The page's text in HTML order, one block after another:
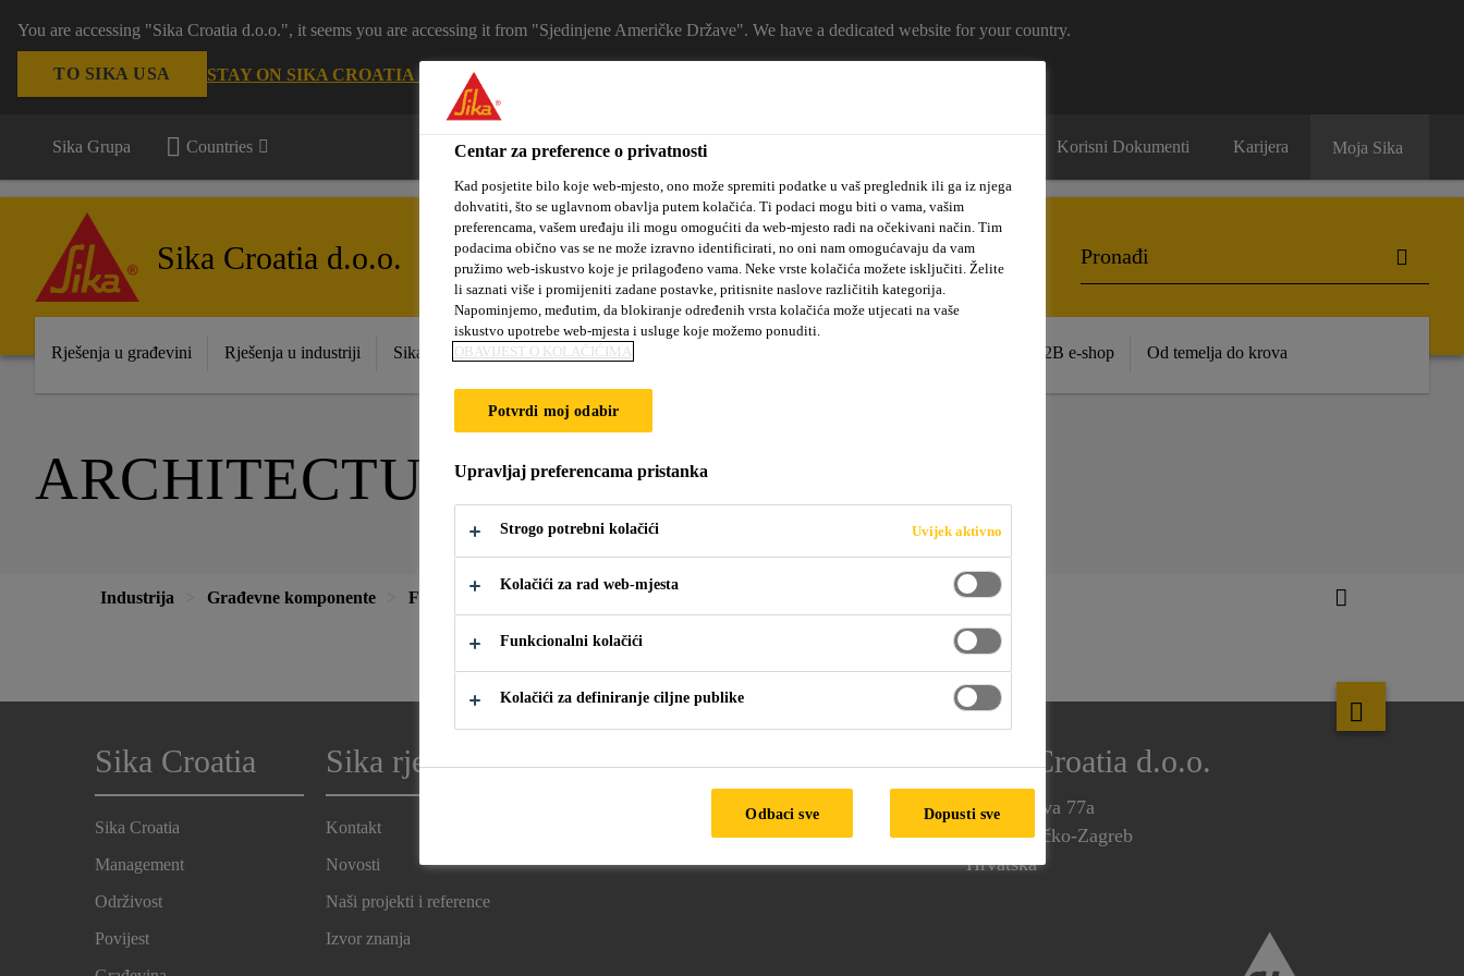
You are accessing "Sika Croatia d.o.o.", it seems you are accessing it from "Sjedinjene Američke Države". We have a dedicated website for your country.
TO SIKA USA STAY ON SIKA CROATIA D.O.O.SELECT A COUNTRY
Sika Grupa Countries Korisni Dokumenti Karijera Moja Sika
Sika Croatia d.o.o.
Rješenja u građevini Rješenja u industriji Sika prodajna mjesta Novosti B2B e-shop Od temelja do krova
ARCHITECTURAL MANUAL
Industrija Građevne komponente Fasade
Sika Croatia
Sika Croatia
Management
Održivost
Povijest
Sika rješenja
Kontakt
Novosti
Naši projekti i reference
Izvor znanja
Pratite nas Sika Croatia d.o.o.
Puškarićeva 77a
10250 Lučko-Zagreb
Hrvatska
Centar za preference o privatnosti
Kad posjetite bilo koje web-mjesto, ono može spremiti podatke u vaš preglednik ili ga iz njega
dohvatiti, što se uglavnom obavlja putem kolačića. Ti podaci mogu biti o vama, vašim
preferencama, vašem uređaju ili mogu omogućiti da web-mjesto radi na očekivani način. Tim
podacima obično vas se ne može izravno identificirati, no oni nam omogućavaju da vam
pružimo web-iskustvo koje je prilagođeno vama. Neke vrste kolačića možete isključiti. Želite
li saznati više i promijeniti zadane postavke, pritisnite naslove različitih kategorija.
Napominjemo, međutim, da blokiranje određenih vrsta kolačića može utjecati na vaše
iskustvo upotrebe web-mjesta i usluge koje možemo ponuditi.
OBAVIJEST O KOLAČIĆIMA
Potvrdi moj odabir
Upravljaj preferencama pristanka
Strogo potrebni kolačići Uvijek aktivno
Kolačići za rad web-mjesta
Funkcionalni kolačići
Kolačići za definiranje ciljne publike
Odbaci sve Dopusti sve